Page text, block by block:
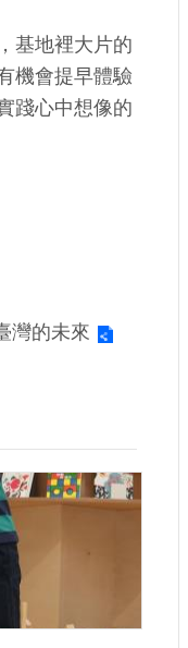
基地裡大片的
機會提早體驗
踐心中想像的
灣的未來